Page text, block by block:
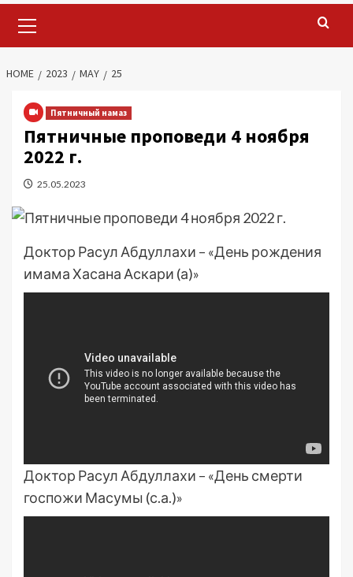
Menu
HOME 2023 MAY 25
Пятничный намаз
Пятничные проповеди 4 ноября
2022 г.
25.05.2023
Доктор Расул Абдуллахи – «День рождения
имама Хасана Аскари (а)»
Доктор Расул Абдуллахи – «День смерти
госпожи Масумы (с.а.)»